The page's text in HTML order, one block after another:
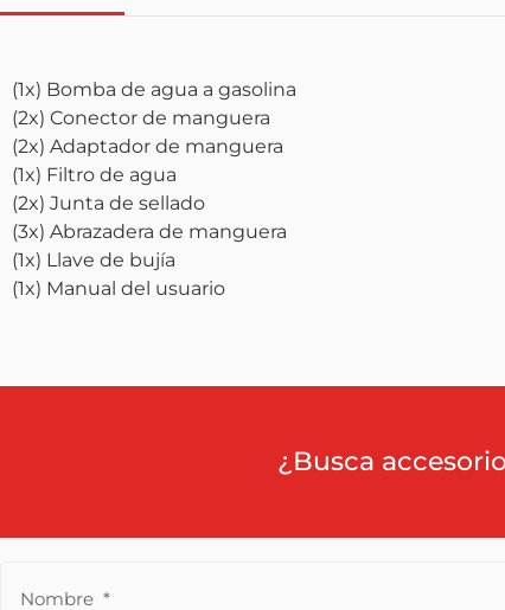
(1x) Bomba de agua a gasolina
(2x) Conector de manguera
(2x) Adaptador de manguera
(1x) Filtro de agua
(2x) Junta de sellado
(3x) Abrazadera de manguera
(1x) Llave de bujía
(1x) Manual del usuario
¿Busca